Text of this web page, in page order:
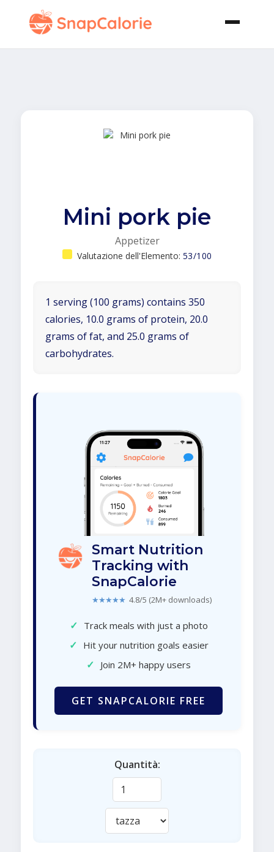
Mini pork pie
Appetizer
Valutazione dell'Elemento: 53/100
1 serving (100 grams) contains 350
calories, 10.0 grams of protein, 20.0
grams of fat, and 25.0 grams of
carbohydrates.
Smart Nutrition
Tracking with
SnapCalorie
★★★★★ 4.8/5 (2M+ downloads)
✓ Track meals with just a photo
✓ Hit your nutrition goals easier
✓ Join 2M+ happy users
GET SNAPCALORIE FREE
Quantità: